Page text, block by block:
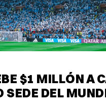
$1 MILLÓN A
SEDE DEL